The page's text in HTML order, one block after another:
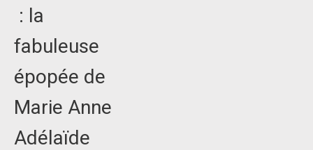
: la
fabuleuse
épopée de
Marie Anne
Adélaïde